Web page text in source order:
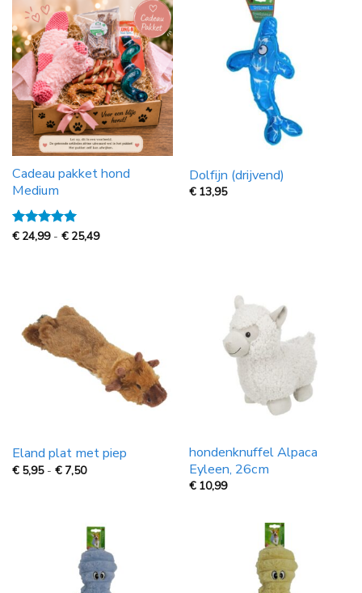
Cadeau pakket hond
Medium
Gewaardeerd
€ 24,99 - € 25,49Prijsklasse:
Dolfijn (drijvend)
€ 13,95
Eland plat met piep
€ 5,95 - € 7,50Prijsklasse:
hondenknuffel Alpaca
Eyleen, 26cm
€ 10,99